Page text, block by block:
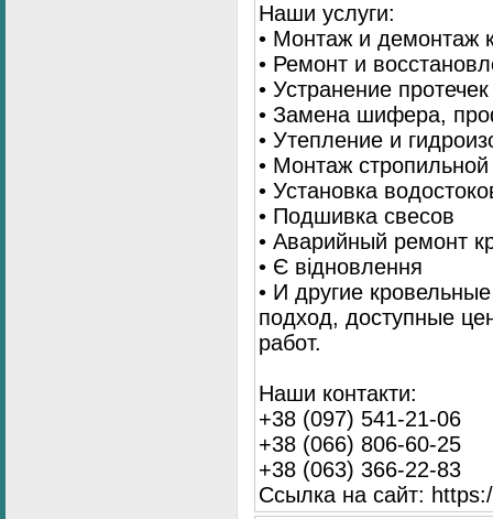
Наши услуги:
• Монтаж и демонтаж
• Ремонт и
• Устранение протечек
• Замена шифера,
• Утепление и
• Монтаж
• Установка
• Подшивка свесов
• Аварийный ремонт
• Є відновлення
• И другие
подход, доступные
работ.
Наши контакти:
+38 (097) 541-21-06
+38 (066) 806-60-25
+38 (063) 366-22-83
Ссылка на сайт: